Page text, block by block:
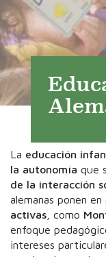
La educación
la autonomía que
de la interacción
alemanas ponen
activas , como
enfoque
intereses